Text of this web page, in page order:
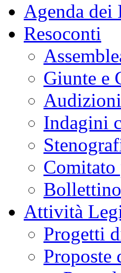
Agenda dei
Resoconti
Giunte e
Audizioni
Indagini
Comitato
Attività
Progetti
Proposte